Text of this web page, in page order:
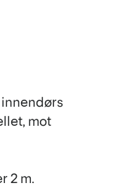
innendørs
mot
2 m.